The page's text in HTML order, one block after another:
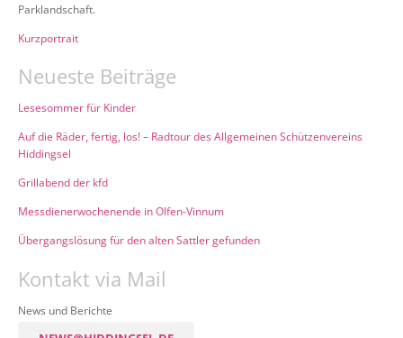
Parklandschaft.
Kurzportrait
Neueste Beiträge
Lesesommer für Kinder
Auf die Räder, fertig, los! – Radtour des Allgemeinen Schützenvereins
Hiddingsel
Grillabend der kfd
Messdienerwochenende in Olfen-Vinnum
Übergangslösung für den alten Sattler gefunden
Kontakt via Mail
News und Berichte